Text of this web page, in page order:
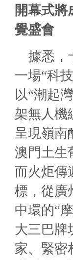
開幕式將
覺盛會
據悉，
一場“科技
以“潮起
架無人機
呈現嶺南
澳門土生
而火炬傳
標，從廣
中環的“
大三巴牌
家、緊密